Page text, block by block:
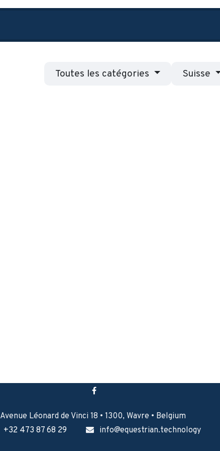
Toutes les catégories Suisse
Avenue Léonard de Vinci 18 • 1300, Wavre • Belgium
+32 473 87 68 29
info@equestrian.technology